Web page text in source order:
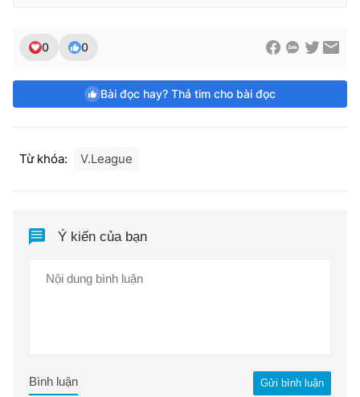
0 0
Bài đọc hay? Thả tim cho bài đọc
Từ khóa: V.League
Ý kiến của bạn
Gửi bình luận
Bình luận